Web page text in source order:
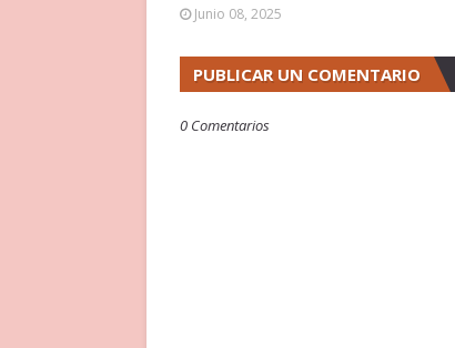
Junio 08, 2025
PUBLICAR UN COMENTARIO
0 Comentarios